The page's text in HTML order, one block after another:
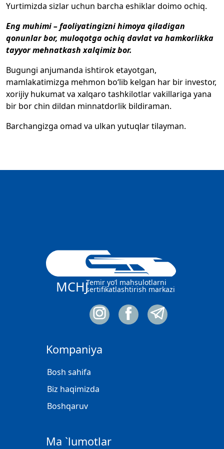
Yurtimizda sizlar uchun barcha eshiklar doimo ochiq.
Eng muhimi – faoliyatingizni himoya qiladigan
qonunlar bor, muloqotga ochiq davlat va hamkorlikka
tayyor mehnatkash xalqimiz bor.
Bugungi anjumanda ishtirok etayotgan,
mamlakatimizga mehmon bo‘lib kelgan har bir investor,
xorijiy hukumat va xalqaro tashkilotlar vakillariga yana
bir bor chin dildan minnatdorlik bildiraman.
Barchangizga omad va ulkan yutuqlar tilayman.
MCHJTemir yo‘l mahsulotlarni
sertifikatlashtirish markazi
Kompaniya
Bosh sahifa
Biz haqimizda
Boshqaruv
Ma `lumotlar